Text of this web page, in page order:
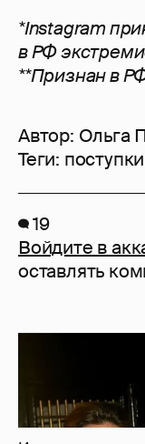
*Instagram
в РФ
**Признан в
Автор: Ольга
Теги: поступки
19
Войдите в
оставлять